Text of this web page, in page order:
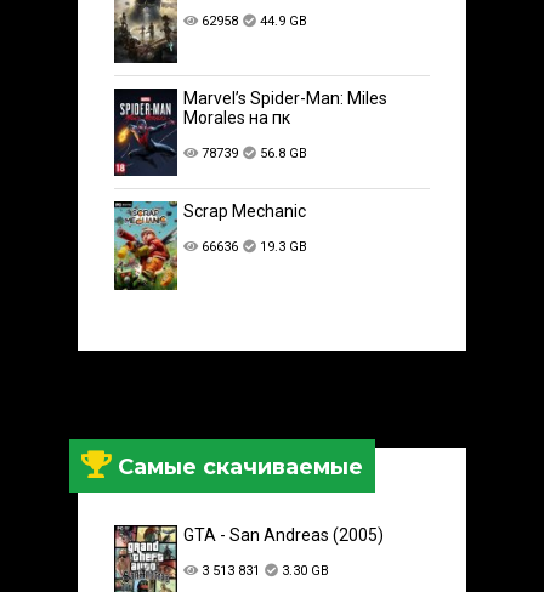
62958 44.9 GB
Marvel’s Spider-Man: Miles
Morales на пк
78739 56.8 GB
Scrap Mechanic
66636 19.3 GB
Самые скачиваемые
GTA - San Andreas (2005)
3 513 831 3.30 GB